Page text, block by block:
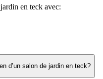
en teck avec:
d’un salon de jardin en teck?